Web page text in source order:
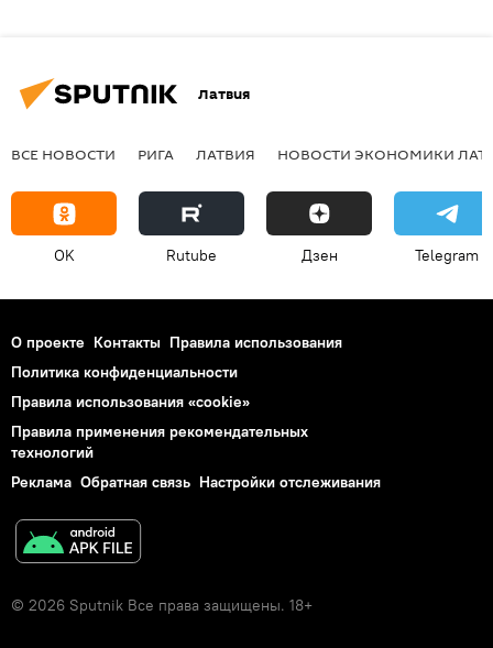
Латвия
ВСЕ НОВОСТИ РИГА ЛАТВИЯ НОВОСТИ ЭКОНОМИКИ
OK Rutube Дзен Telegram
О проекте Контакты Правила использования
Политика конфиденциальности
Правила использования «cookie»
Правила применения рекомендательных
технологий
Реклама Обратная связь Настройки отслеживания
© 2026 Sputnik Все права защищены. 18+